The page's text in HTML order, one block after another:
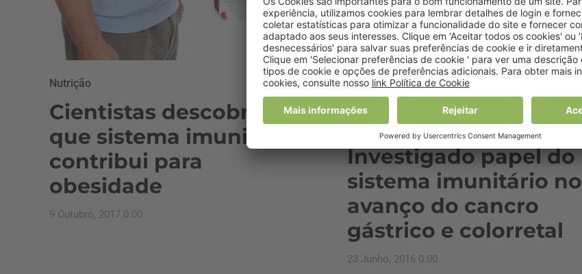
Nutrição
Cientistas descobrem
que sistema imunitário
contribui para
obesidade
9 Outubro, 2017 0:00
Nutrição
Investigado papel do
sistema imunitário no
avanço do cancro
gástrico e colorretal
23 Junho, 2016 0:00